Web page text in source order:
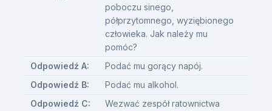
poboczu sinego,
półprzytomnego, wyziębionego
człowieka. Jak należy mu
pomóc?
Odpowiedź A:
Podać mu gorący napój.
Odpowiedź B:
Podać mu alkohol.
Odpowiedź C:
Wezwać zespół ratownictwa